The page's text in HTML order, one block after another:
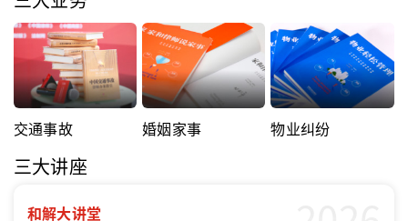
交通事故 婚姻家事 物业纠纷
三大讲座
和解大讲堂